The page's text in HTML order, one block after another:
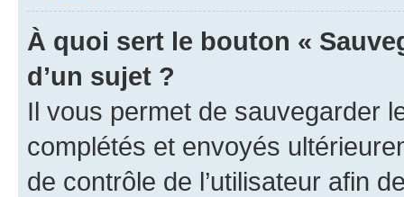
À quoi sert le bouton «
d’un sujet ?
Il vous permet de sauvegarder
complétés et envoyés
de contrôle de l’utilisateur afin